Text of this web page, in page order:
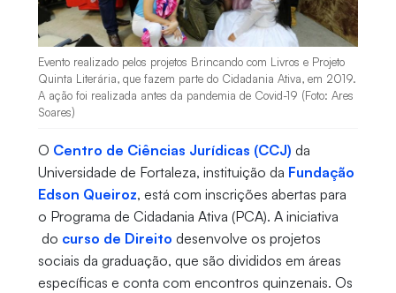
Evento realizado pelos projetos Brincando com Livros e Projeto
Quinta Literária, que fazem parte do Cidadania Ativa, em 2019.
A ação foi realizada antes da pandemia de Covid-19 (Foto: Ares
Soares)
O Centro de Ciências Jurídicas (CCJ) da
Universidade de Fortaleza, instituição da Fundação
Edson Queiroz, está com inscrições abertas para
o Programa de Cidadania Ativa (PCA). A iniciativa
do curso de Direito desenvolve os projetos
sociais da graduação, que são divididos em áreas
específicas e conta com encontros quinzenais. Os